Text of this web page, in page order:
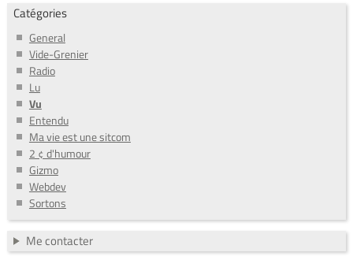
Catégories
General
Vide-Grenier
Radio
Lu
Vu
Entendu
Ma vie est une sitcom
2 ¢ d'humour
Gizmo
Webdev
Sortons
Me contacter